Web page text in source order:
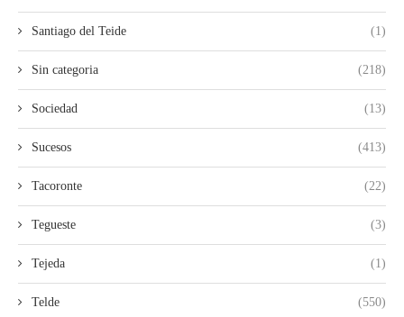
Santiago del Teide (1)
Sin categoria (218)
Sociedad (13)
Sucesos (413)
Tacoronte (22)
Tegueste (3)
Tejeda (1)
Telde (550)